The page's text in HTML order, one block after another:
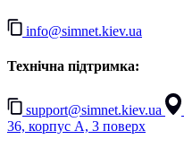
info@simnet.kiev.ua
Технічна підтримка:
support@simnet.kiev.ua
36, корпус А, 3 поверх